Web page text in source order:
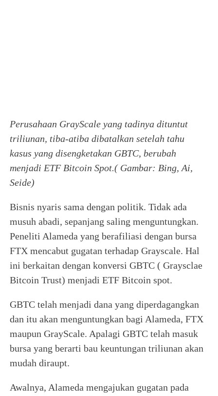
Perusahaan GrayScale yang tadinya dituntut
triliunan, tiba-atiba dibatalkan setelah tahu
kasus yang disengketakan GBTC, berubah
menjadi ETF Bitcoin Spot.( Gambar: Bing, Ai,
Seide)
Bisnis nyaris sama dengan politik. Tidak ada
musuh abadi, sepanjang saling menguntungkan.
Peneliti Alameda yang berafiliasi dengan bursa
FTX mencabut gugatan terhadap Grayscale. Hal
ini berkaitan dengan konversi GBTC ( Graysclae
Bitcoin Trust) menjadi ETF Bitcoin spot.
GBTC telah menjadi dana yang diperdagangkan
dan itu akan menguntungkan bagi Alameda, FTX
maupun GrayScale. Apalagi GBTC telah masuk
bursa yang berarti bau keuntungan triliunan akan
mudah diraupt.
Awalnya, Alameda mengajukan gugatan pada